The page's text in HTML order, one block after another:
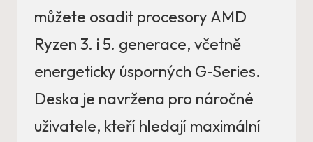
můžete osadit procesory AMD
Ryzen 3. i 5. generace, včetně
energeticky úsporných G-Series.
Deska je navržena pro náročné
uživatele, kteří hledají maximální